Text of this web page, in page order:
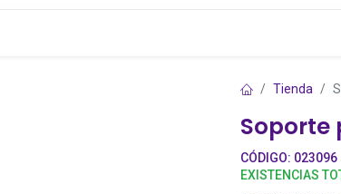
Tienda
Soporte
CÓDIGO: 023096
EXISTENCIAS